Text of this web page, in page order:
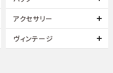
アクセサリー
ヴィンテージ